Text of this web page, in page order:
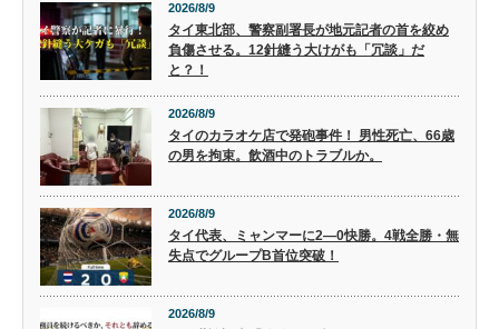
2026/8/9
タイ東北部、警察副署長が地元記者の首を絞め
負傷させる。12針縫う大けがも「冗談」だ
と？！
2026/8/9
タイのカラオケ店で発砲事件！ 男性死亡、66歳
の男を拘束。飲酒中のトラブルか。
2026/8/9
タイ代表、ミャンマーに2―0快勝。4戦全勝・無
失点でグループB首位突破！
2026/8/9